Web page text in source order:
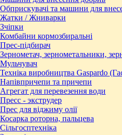
Обприскувачі та машини для
Жатки / Жниварки
Зчіпки
Комбайни кормозбиральні
Прес-підбирач
Зернометач, зернометальники,
Мульчувач
Техніка виробництва Gaspardo
Напівпричепи та причепи
Агрегат для перевезення води
Пресc - экструдер
Прес для віджиму олії
Косарка роторна, пальцева
Сільгосптехніка